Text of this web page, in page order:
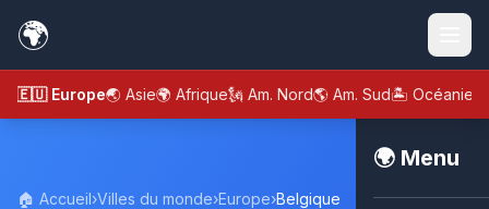
🌍
🇪🇺 Europe🌏 Asie🌍 Afrique🗽 Am. Nord🌎 Am. Sud🏝️ Océanie
🌍 Menu
🏠 Accueil›Villes du monde›Europe›Belgique